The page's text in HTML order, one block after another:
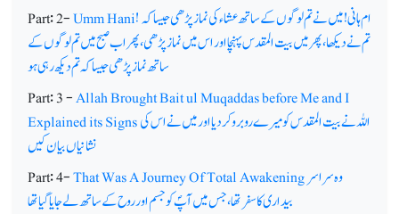
Part: 2-Umm Hani!ام ہانی! میں نے تم لوگوں کے ساتھ عشاء کی نماز پڑھی جیسا کہ
تم نے دیکھا، پھرمیں بیت المقدس پہنچا اور اس میں نماز پڑھی، پھر اب صبح میں تم لوگوں کے
ساتھ نماز پڑھی جیسا کہ تم دیکھ رہی ہو
Part: 3 -Allah Brought Bait ul Muqaddas before Me and I
Explained its Signsاللہ نے بیت المقدس کو میرے روبرو کردیااور میں نے اس کی
نشانیاں بیان کیں
Part: 4-That Was A Journey Of Total Awakeningوہ سراسر
بیداری کا سفر تھا، جس میں آپؐ کو جسم اور روح کے ساتھ لے جایا گیا تھا